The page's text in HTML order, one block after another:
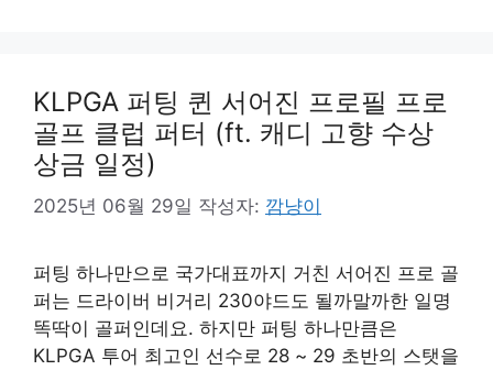
KLPGA 퍼팅 퀸 서어진 프로필 프로
골프 클럽 퍼터 (ft. 캐디 고향 수상
상금 일정)
2025년 06월 29일 작성자: 깜냥이
퍼팅 하나만으로 국가대표까지 거친 서어진 프로 골
퍼는 드라이버 비거리 230야드도 될까말까한 일명
똑딱이 골퍼인데요. 하지만 퍼팅 하나만큼은
KLPGA 투어 최고인 선수로 28 ~ 29 초반의 스탯을